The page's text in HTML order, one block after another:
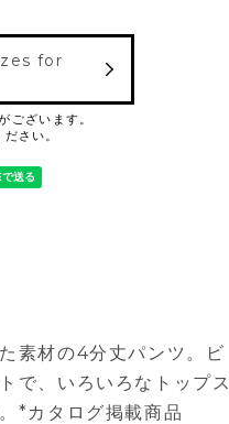
for
素材の4分丈パンツ。ビ
で、いろいろなトップス
*カタログ掲載商品